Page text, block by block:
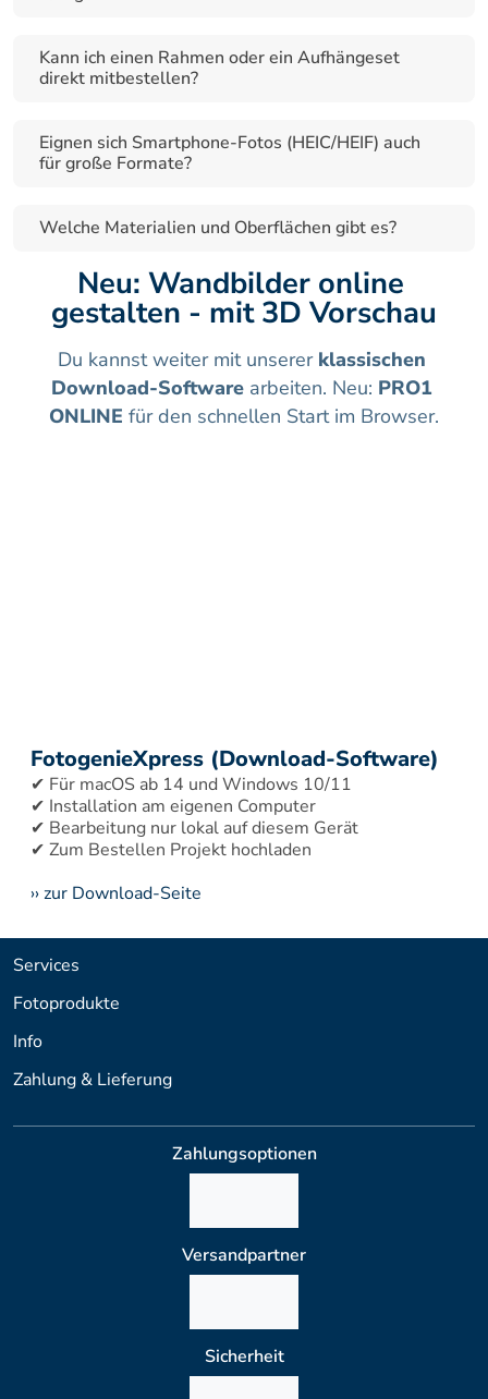
Kann ich einen Rahmen oder ein Aufhängeset
direkt mitbestellen?
Eignen sich Smartphone-Fotos (HEIC/HEIF) auch
für große Formate?
Welche Materialien und Oberflächen gibt es?
Neu: Wandbilder online
gestalten - mit 3D Vorschau
Du kannst weiter mit unserer klassischen
Download-Software arbeiten. Neu: PRO1
ONLINE für den schnellen Start im Browser.
FotogenieXpress (Download-Software)
✔ Für macOS ab 14 und Windows 10/11
✔ Installation am eigenen Computer
✔ Bearbeitung nur lokal auf diesem Gerät
›› zur Download-Seite
Services
Fotoprodukte
Info
Zahlung & Lieferung
Zahlungsoptionen
Versandpartner
Sicherheit